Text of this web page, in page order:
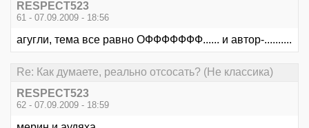
RESPECT523
61 - 07.09.2009 - 18:56
агугли, тема все равно ОФФФФФФФ...... и автор-..........
Re: Как думаете, реально отсосать? (Не классика)
RESPECT523
62 - 07.09.2009 - 18:59